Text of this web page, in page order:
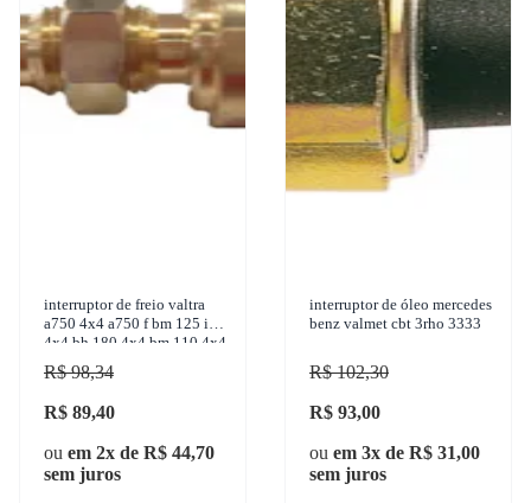
interruptor de freio valtra
a750 4x4 a750 f bm 125 i
4x4 bh 180 4x4 bm 110 4x4
1950-2017 3-rho - 317
R$ 98,34
R$ 89,40
ou em 2x de R$ 44,70
sem juros
interruptor de óleo mercedes
benz valmet cbt 3rho 3333
R$ 102,30
R$ 93,00
ou em 3x de R$ 31,00
sem juros